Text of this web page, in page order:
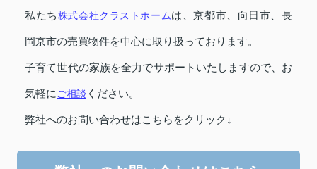
私たち株式会社クラストホームは、京都市、向日市、長
岡京市の売買物件を中心に取り扱っております。
子育て世代の家族を全力でサポートいたしますので、お
気軽にご相談 ください。
弊社へのお問い合わせはこちらをクリック↓